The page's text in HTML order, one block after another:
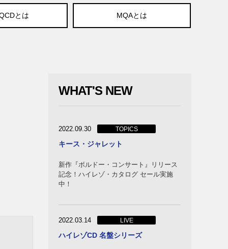
とは MQAとは
WHAT'S NEW
2022.09.30 TOPICS
キース・ジャレット
新作『ボルドー・コンサート』リリース
記念！ハイレゾ・カタログ セール実施
中！
2022.03.14 LIVE
ハイレゾCD 名盤シリーズ